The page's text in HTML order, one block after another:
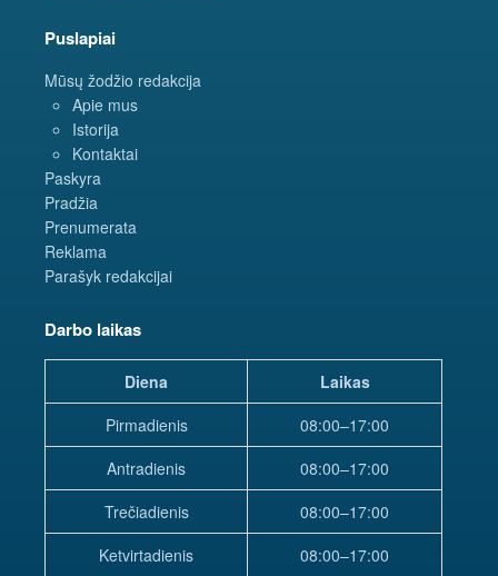
Puslapiai
Mūsų žodžio redakcija
Apie mus
Istorija
Kontaktai
Paskyra
Pradžia
Prenumerata
Reklama
Parašyk redakcijai
Darbo laikas
Diena
Laikas
Pirmadienis
08:00–17:00
Antradienis
08:00–17:00
Trečiadienis
08:00–17:00
Ketvirtadienis
08:00–17:00